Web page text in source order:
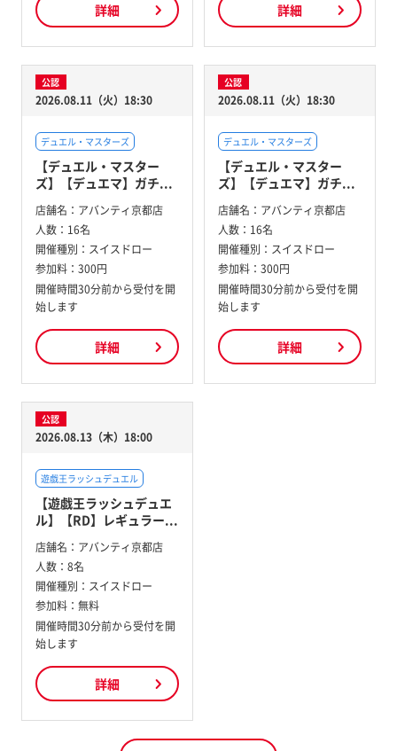
詳細 詳細
公認
2026.08.11（火）18:30
デュエル・マスターズ
【デュエル・マスター
ズ】【デュエマ】ガチ...
店舗名： アバンティ京都店
人数： 16名
開催種別： スイスドロー
参加料： 300円
開催時間30分前から受付を開
始します
詳細
公認
2026.08.11（火）18:30
デュエル・マスターズ
【デュエル・マスター
ズ】【デュエマ】ガチ...
店舗名： アバンティ京都店
人数： 16名
開催種別： スイスドロー
参加料： 300円
開催時間30分前から受付を開
始します
詳細
公認
2026.08.13（木）18:00
遊戯王ラッシュデュエル
【遊戯王ラッシュデュエ
ル】【RD】レギュラー...
店舗名： アバンティ京都店
人数： 8名
開催種別： スイスドロー
参加料： 無料
開催時間30分前から受付を開
始します
詳細